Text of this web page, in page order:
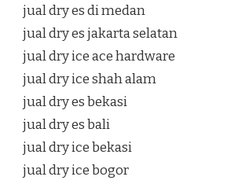
jual dry es di medan
jual dry es jakarta selatan
jual dry ice ace hardware
jual dry ice shah alam
jual dry es bekasi
jual dry es bali
jual dry ice bekasi
jual dry ice bogor